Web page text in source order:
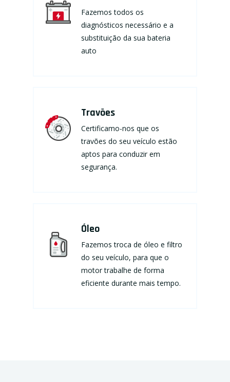
Fazemos todos os
diagnósticos necessário e a
substituição da sua bateria
auto
Travões
Certificamo-nos que os
travões do seu veículo estão
aptos para conduzir em
segurança.
Óleo
Fazemos troca de óleo e filtro
do seu veículo, para que o
motor trabalhe de forma
eficiente durante mais tempo.